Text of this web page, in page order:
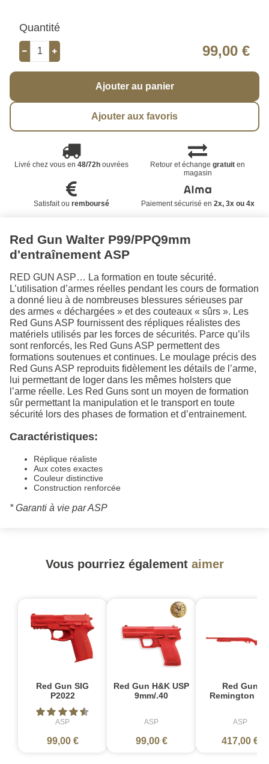
Quantité
99,00 €
Ajouter au panier
Ajouter aux favoris
Livré chez vous en 48/72houvrées Retour et échangegratuit en
magasin
Satisfait ou remboursé Paiement sécurisé en 2x, 3x ou 4x
Red Gun Walter P99/PPQ9mm
d'entraînement ASP
RED GUN ASP… La formation en toute sécurité.
L’utilisation d’armes réelles pendant les cours de formation
a donné lieu à de nombreuses blessures sérieuses par
des armes « déchargées » et des couteaux « sûrs ». Les
Red Guns ASP fournissent des répliques réalistes des
matériels utilisés par les forces de sécurités. Parce qu’ils
sont renforcés, les Red Guns ASP permettent des
formations soutenues et continues. Le moulage précis des
Red Guns ASP reproduits fidèlement les détails de l’arme,
lui permettant de loger dans les mêmes holsters que
l’arme réelle. Les Red Guns sont un moyen de formation
sûr permettant la manipulation et le transport en toute
sécurité lors des phases de formation et d’entrainement.
Caractéristiques:
Réplique réaliste
Aux cotes exactes
Couleur distinctive
Construction renforcée
* Garanti à vie par ASP
Vous pourriez également aimer
Red Gun SIG
P2022
ASP
99,00 €
Red Gun H&K USP
9mm/.40
ASP
99,00 €
Red Gun
Remington
ASP
417,00 €